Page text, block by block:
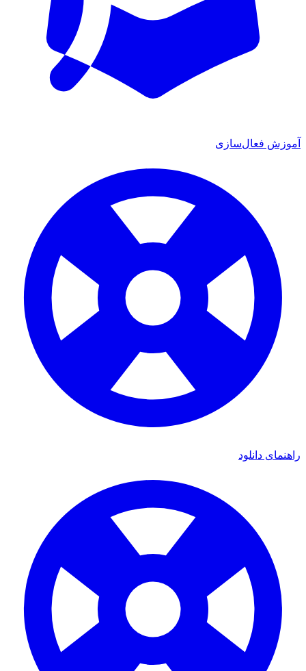
فعال‌سازی
دانلود